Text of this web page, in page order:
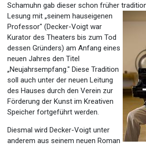
Schamuhn gab dieser schon früher
Lesung mit „seinem hauseigenen
Professor" (Decker-Voigt war
Kurator des Theaters bis zum Tod
dessen Gründers) am Anfang eines
neuen Jahres den Titel
„Neujahrsempfang." Diese Tradition
soll auch unter der neuen Leitung
des Hauses durch den Verein zur
Förderung der Kunst im Kreativen
Speicher fortgeführt werden.
Diesmal wird Decker-Voigt unter
anderem aus seinem neuen Roman